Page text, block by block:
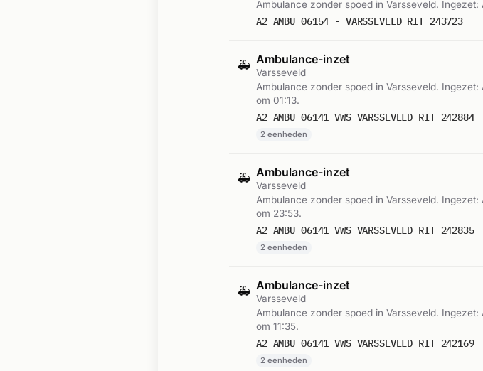
Ambulance zonder spoed in Varsseveld. Ingezet:
A2 AMBU 06154 - VARSSEVELD RIT 243723
🚑 Ambulance-inzet
Varsseveld
Ambulance zonder spoed in Varsseveld.
om 01:13.
A2 AMBU 06141 VWS VARSSEVELD RIT 242884
2 eenheden
🚑 Ambulance-inzet
Varsseveld
Ambulance zonder spoed in Varsseveld.
om 23:53.
A2 AMBU 06141 VWS VARSSEVELD RIT 242835
2 eenheden
🚑 Ambulance-inzet
Varsseveld
Ambulance zonder spoed in Varsseveld.
om 11:35.
A2 AMBU 06141 VWS VARSSEVELD RIT 242169
2 eenheden